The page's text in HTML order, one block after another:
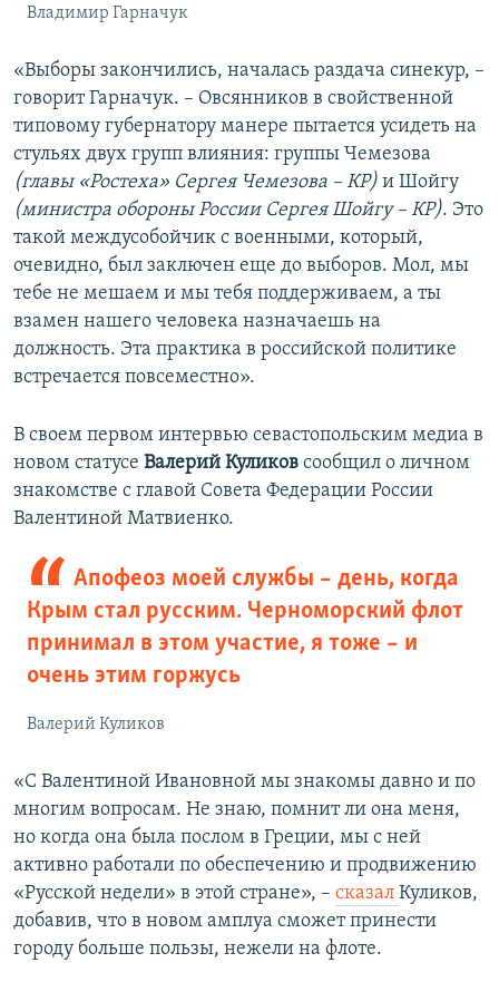
Владимир Гарначук
«Выборы закончились, началась раздача синекур, –
говорит Гарначук. – Овсянников в свойственной
типовому губернатору манере пытается усидеть на
стульях двух групп влияния: группы Чемезова
(главы «Ростеха» Сергея Чемезова – КР) и Шойгу
(министра обороны России Сергея Шойгу – КР). Это
такой междусобойчик с военными, который,
очевидно, был заключен еще до выборов. Мол, мы
тебе не мешаем и мы тебя поддерживаем, а ты
взамен нашего человека назначаешь на
должность. Эта практика в российской политике
встречается повсеместно».
В своем первом интервью севастопольским медиа в
новом статусе Валерий Куликов сообщил о личном
знакомстве с главой Совета Федерации России
Валентиной Матвиенко.
Апофеоз моей службы – день, когда
Крым стал русским. Черноморский флот
принимал в этом участие, я тоже – и
очень этим горжусь
Валерий Куликов
«С Валентиной Ивановной мы знакомы давно и по
многим вопросам. Не знаю, помнит ли она меня,
но когда она была послом в Греции, мы с ней
активно работали по обеспечению и продвижению
«Русской недели» в этой стране», – сказал Куликов,
добавив, что в новом амплуа сможет принести
городу больше пользы, нежели на флоте.